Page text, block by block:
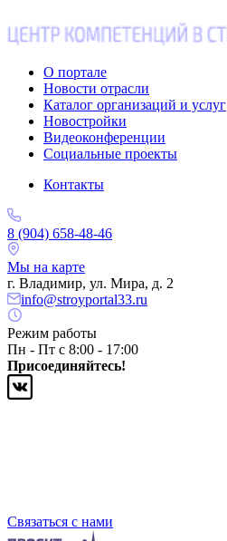
О портале
Новости отрасли
Каталог организаций и услуг
Новостройки
Видеоконференции
Социальные проекты
Контакты
8 (904) 658-48-46
Мы на карте
г. Владимир, ул. Мира, д. 2
info@stroyportal33.ru
Режим работы
Пн - Пт с 8:00 - 17:00
Присоединяйтесь!
Связаться с нами